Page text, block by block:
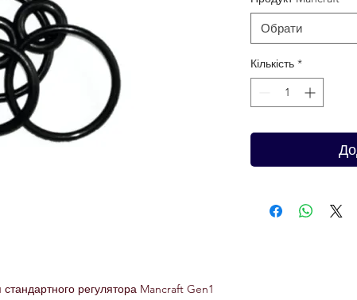
регулятора Mancraft Gen1
Обрати
Кількість *